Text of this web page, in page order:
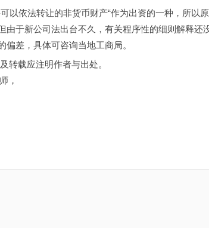
以依法转让的非货币财产“作为出资的一种，所以
于新公司法出台不久，有关程序性的细则解释还
差，具体可咨询当地工商局。
转载应注明作者与出处。
，